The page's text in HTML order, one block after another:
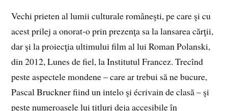
Vechi prieten al lumii culturale româneşti, pe care şi cu
acest prilej a onorat-o prin prezenţa sa la lansarea cărţii,
dar şi la proiecţia ultimului film al lui Roman Polanski,
din 2012, Lunes de fiel, la Institutul Francez. Trecînd
peste aspectele mondene – care ar trebui să ne bucure,
Pascal Bruckner fiind un intelo şi écrivain de clasă – şi
peste numeroasele lui titluri deja accesibile în